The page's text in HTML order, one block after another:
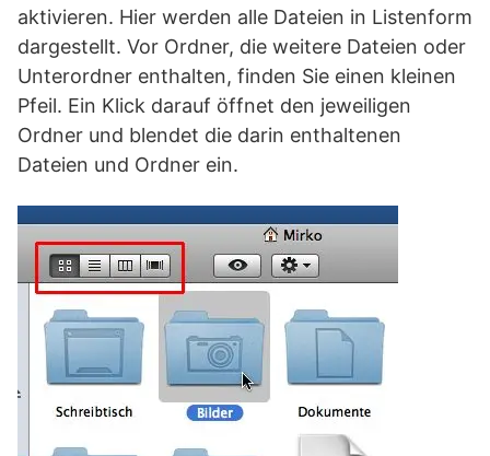
aktivieren. Hier werden alle Dateien in Listenform
dargestellt. Vor Ordner, die weitere Dateien oder
Unterordner enthalten, finden Sie einen kleinen
Pfeil. Ein Klick darauf öffnet den jeweiligen
Ordner und blendet die darin enthaltenen
Dateien und Ordner ein.